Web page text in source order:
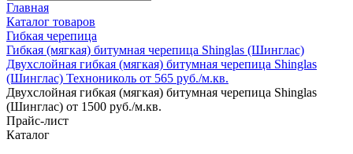
Главная
Каталог товаров
Гибкая черепица
Гибкая (мягкая) битумная черепица Shinglas (Шинглас)
Двухслойная гибкая (мягкая) битумная черепица Shinglas
(Шинглас) Технониколь от 565 руб./м.кв.
Двухслойная гибкая (мягкая) битумная черепица Shinglas
(Шинглас) от 1500 руб./м.кв.
Прайс-лист
Каталог